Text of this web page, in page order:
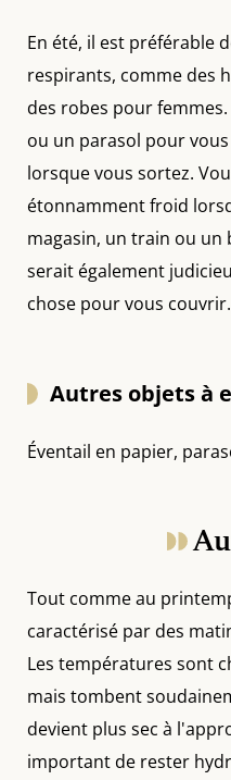
En été, il est préférable
respirants, comme des
des robes pour
ou un parasol pour
lorsque vous sortez.
étonnamment froid
magasin, un train ou un
serait également
chose pour vous couvrir.
Autres objets à
Éventail en papier,
Tout comme au
caractérisé par des
Les températures sont
mais tombent
devient plus sec à
important de rester